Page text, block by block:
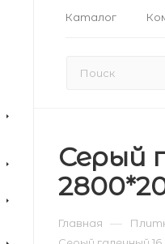
Каталог
Серый
Главная —